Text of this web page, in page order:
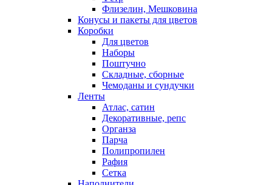
Флизелин, Мешковина
Конусы и пакеты для цветов
Коробки
Для цветов
Наборы
Поштучно
Складные, сборные
Чемоданы и сундучки
Ленты
Атлас, сатин
Декоративные, репс
Органза
Парча
Полипропилен
Рафия
Сетка